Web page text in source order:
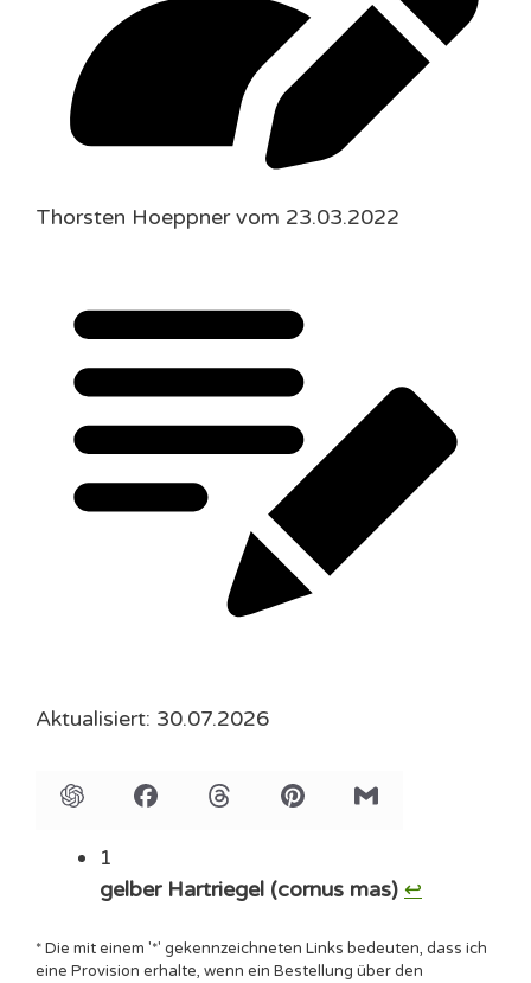
Thorsten Hoeppner vom 23.03.2022
Aktualisiert: 30.07.2026
1
gelber Hartriegel (cornus mas) ↩︎
* Die mit einem '*' gekennzeichneten Links bedeuten, dass ich
eine Provision erhalte, wenn ein Bestellung über den